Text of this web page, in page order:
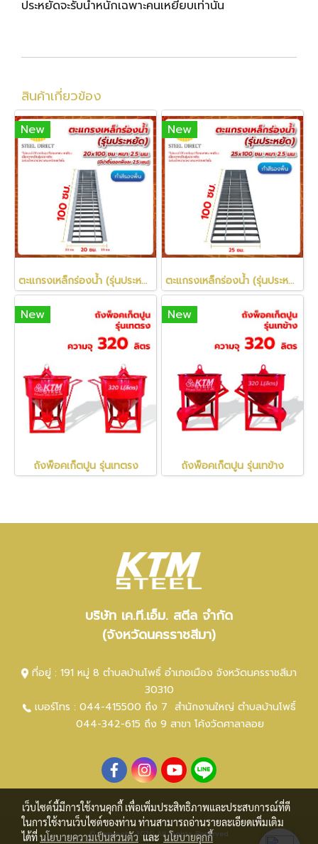
ประหยัดจะรับน้ำหนักเฉพาะคนเหยียบเท่านั้น
สินค้าเกี่ยวข้อง
New
ตะแกรงเหล็กร่องน้ำ (รุ่นประหยัด)
New
ตะแกรงเหล็กร่องน้ำ (รุ่นประหยัด)
New
ถังพ็อคเก็ตปูน รุ่นเทตรง
New
ถังพ็อคเก็ตปูน รุ่นเทข้าง
บริษัท เค.ที.เอ็ม. สตีล จำกัด
(จังหวัดนครราชสีมา)
ที่อยู่ : 191 หมู่ 8 ตำบลบ้านโพธิ์ อำเภอเมือง จังหวัดนครราชสีมา
30310
เบอร์โทร : 044-415500 ถึง 7 สำนักงานใหญ่ ตำบลบ้านโพธิ์
044-342-615 ถึง 9 สาขา โค้งวัดศาลาลอย
© Copyright 2020 All Rights Reserved
เว็บไซต์นี้มีการใช้งานคุกกี้ เพื่อเพิ่มประสิทธิภาพและประสบการณ์ที่ดี
ในการใช้งานเว็บไซต์ของท่าน ท่านสามารถอ่านรายละเอียดเพิ่มเติม
ได้ที่นโยบายความเป็นส่วนตัวและนโยบายคุกกี้